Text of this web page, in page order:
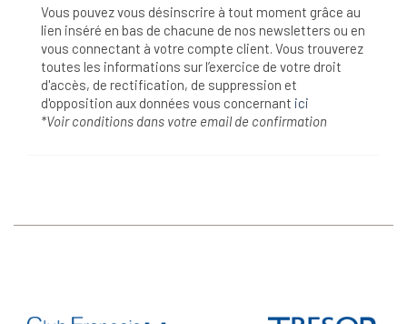
Vous pouvez vous désinscrire à tout moment grâce au
lien inséré en bas de chacune de nos newsletters ou en
vous connectant à votre compte client. Vous trouverez
toutes les informations sur l’exercice de votre droit
d'accès, de rectification, de suppression et
d'opposition aux données vous concernant ici
*Voir conditions dans votre email de confirmation